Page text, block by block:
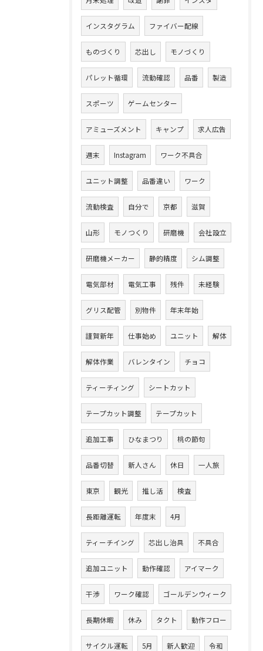
インスタグラム ファイバー配線
ものづくり 芯出し モノづくり
パレット循環 流動確認 品番 製造
スポーツ ゲームセンター
アミューズメント キャンプ 求人広告
週末 Instagram ワーク不具合
ユニット調整 品番違い ワーク
流動検査 自分で 京都 滋賀
山形 モノつくり 研磨機 会社設立
研磨機メーカー 静的精度 シム調整
電気部材 電気工事 残件 未経験
グリス配管 別物件 年末年始
謹賀新年 仕事始め ユニット 解体
解体作業 バレンタイン チョコ
ティーチィング シートカット
テープカット調整 テープカット
追加工事 ひなまつり 桃の節句
品番切替 新人さん 休日 一人旅
東京 観光 推し活 検査
長距離運転 年度末 4月
ティーチイング 芯出し治具 不具合
追加ユニット 動作確認 アイマーク
干渉 ワーク確認 ゴールデンウィーク
長期休暇 休み タクト 動作フロー
サイクル運転 5月 新人歓迎 令和